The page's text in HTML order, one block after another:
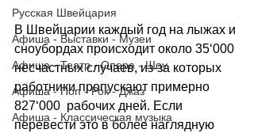
Русская Швейцария
Афиша - Выставки - Музеи
Афиша - Театр - Опера - Шоу
Афиша - Поп - Рок - Джаз
Афиша - Классическая музыка
В Швейцарии каждый год на лыжах и
сноубордах происходит около 35‘000
несчастных случаев, из-за которых
работники пропускают примерно
827‘000 рабочих дней. Если
перевести это в более наглядную